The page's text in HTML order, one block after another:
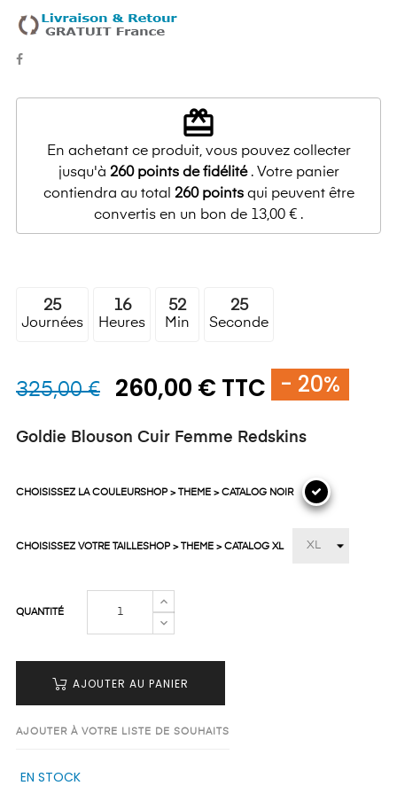
redeem
En achetant ce produit, vous pouvez collecter
jusqu'à 260points de fidélité. Votre panier
contiendra au total 260pointsqui peuvent être
convertis en un bon de 13,00 € .
25
Journées
16
Heures
52
Min
24
Seconde
325,00 € 260,00 € TTC - 20%
Goldie Blouson Cuir Femme Redskins
CHOISISSEZ LA COULEURSHOP > THEME > CATALOG NOIR
CHOISISSEZ VOTRE TAILLESHOP > THEME > CATALOG XL
QUANTITÉ
AJOUTER AU PANIER
AJOUTER À VOTRE LISTE DE SOUHAITS
EN STOCK